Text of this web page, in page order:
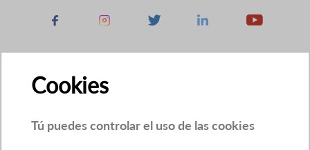
Facebook Instagram X Linkedin Youtube
Cookies
Tú puedes controlar el uso de las cookies